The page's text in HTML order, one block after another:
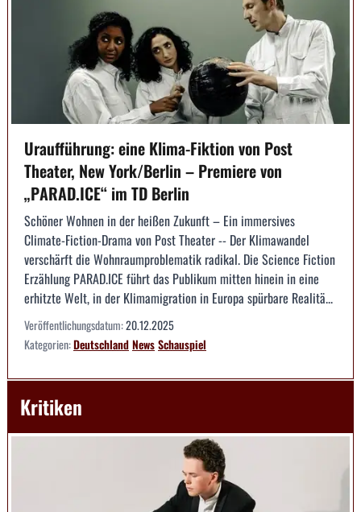
Uraufführung: eine Klima-Fiktion von Post
Theater, New York/Berlin – Premiere von
„PARAD.ICE“ im TD Berlin
Schöner Wohnen in der heißen Zukunft – Ein immersives
Climate-Fiction-Drama von Post Theater -- Der Klimawandel
verschärft die Wohnraumproblematik radikal. Die Science Fiction
Erzählung PARAD.ICE führt das Publikum mitten hinein in eine
erhitzte Welt, in der Klimamigration in Europa spürbare Realitä...
Veröffentlichungsdatum:20.12.2025
Kategorien:DeutschlandNewsSchauspiel
Kritiken